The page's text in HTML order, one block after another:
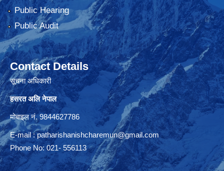
Public Hearing
Public Audit
Contact Details
सूचना अधिकारी
हसरत अलि नेपाल
मोबाइल नं. 9844627786
E-mail :patharishanishcharemun@gmail.com
Phone No: 021- 556113